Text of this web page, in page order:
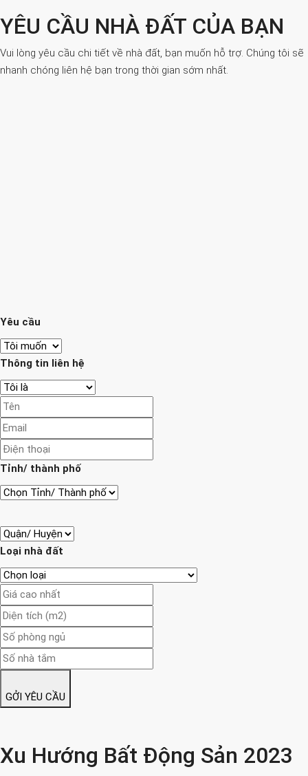
YÊU CẦU NHÀ ĐẤT CỦA BẠN
Vui lòng yêu cầu chi tiết về nhà đất, bạn muốn hỗ trợ. Chúng tôi sẽ
nhanh chóng liên hệ bạn trong thời gian sớm nhất.
Yêu cầu
Thông tin liên hệ
Tỉnh/ thành phố
Loại nhà đất
GỞI YÊU CẦU
Xu Hướng Bất Động Sản 2023